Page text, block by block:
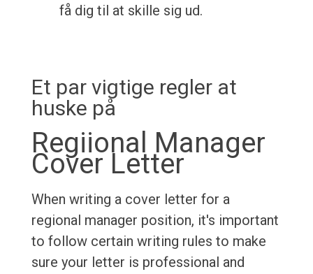
få dig til at skille sig ud.
Et par vigtige regler at
huske på
Regiional Manager
Cover Letter
When writing a cover letter for a
regional manager position, it's important
to follow certain writing rules to make
sure your letter is professional and